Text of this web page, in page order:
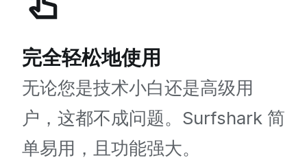
完全轻松地使用
无论您是技术小白还是高级用
户，这都不成问题。Surfshark 简
单易用，且功能强大。